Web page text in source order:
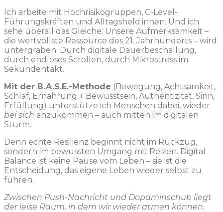
Ich arbeite mit Hochrisikogruppen, C-Level-
Führungskräften und Alltagsheld:innen. Und ich
sehe überall das Gleiche: Unsere Aufmerksamkeit –
die wertvollste Ressource des 21. Jahrhunderts – wird
untergraben. Durch digitale Dauerbeschallung,
durch endloses Scrollen, durch Mikrostress im
Sekundentakt.
Mit der B.A.S.E.-Methode (Bewegung, Achtsamkeit,
Schlaf, Ernährung + Bewusstsein, Authentizität, Sinn,
Erfüllung) unterstütze ich Menschen dabei, wieder
bei sich anzukommen – auch mitten im digitalen
Sturm.
Denn echte Resilienz beginnt nicht im Rückzug,
sondern im bewussten Umgang mit Reizen. Digital
Balance ist keine Pause vom Leben – sie ist die
Entscheidung, das eigene Leben wieder selbst zu
führen.
Zwischen Push-Nachricht und Dopaminschub liegt
der leise Raum, in dem wir wieder atmen können.